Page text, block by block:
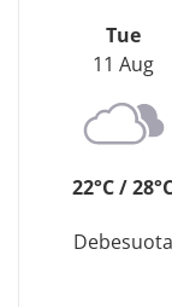
Tue
11 Aug
22°C /
Debesuota